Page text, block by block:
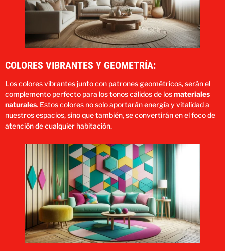
COLORES VIBRANTES Y GEOMETRÍA:
Los colores vibrantes junto con patrones geométricos, serán el
complemento perfecto para los tonos cálidos de losmateriales
naturales. Estos colores no solo aportarán energía y vitalidad a
nuestros espacios, sino que también, se convertirán en el foco de
atención de cualquier habitación.